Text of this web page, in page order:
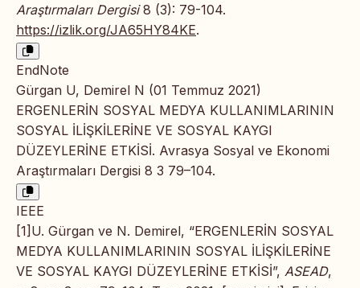
Araştırmaları Dergisi8 (3): 79-104.
https://izlik.org/JA65HY84KE.
EndNote
Gürgan U, Demirel N (01 Temmuz 2021)
ERGENLERİN SOSYAL MEDYA KULLANIMLARININ
SOSYAL İLİŞKİLERİNE VE SOSYAL KAYGI
DÜZEYLERİNE ETKİSİ. Avrasya Sosyal ve Ekonomi
Araştırmaları Dergisi 8 3 79–104.
IEEE
[1]U. Gürgan ve N. Demirel, “ERGENLERİN SOSYAL
MEDYA KULLANIMLARININ SOSYAL İLİŞKİLERİNE
VE SOSYAL KAYGI DÜZEYLERİNE ETKİSİ”, ASEAD,